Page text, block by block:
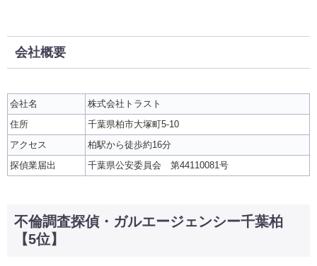
会社概要
会社名
株式会社トラスト
住所
千葉県柏市大塚町5-10
アクセス
柏駅から徒歩約16分
探偵業届出
千葉県公安委員会 第44110081号
不倫調査探偵・ガルエージェンシー千葉柏
【5位】